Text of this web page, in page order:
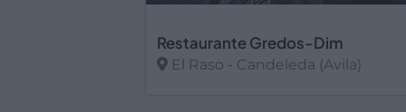
Restaurante Gredos-Dim
El Raso - Candeleda (Avila)